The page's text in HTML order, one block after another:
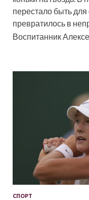
перестало быть
превратилось в
Воспитанник
СПОРТ